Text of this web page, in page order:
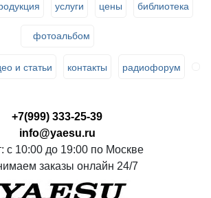
услуги цены библиотека
фотоальбом
и статьи контакты радиофорум
+7(999) 333-25-39
info@yaesu.ru
с 10:00 до 19:00 по Москве
заказы онлайн 24/7